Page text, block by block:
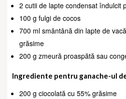
2 cutii de lapte condensat îndulcit
100 g fulgi de cocos
700 ml smântână din lapte de
grăsime
200 g zmeură proaspătă sau
Ingrediente pentru ganache-ul
200 g ciocolată cu 55% grăsime